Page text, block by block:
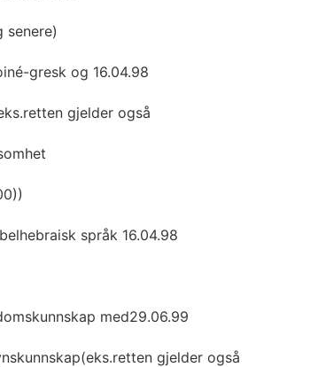
senere)
gresk og 16.04.98
gjelder også
språk 16.04.98
med29.06.99
gjelder også